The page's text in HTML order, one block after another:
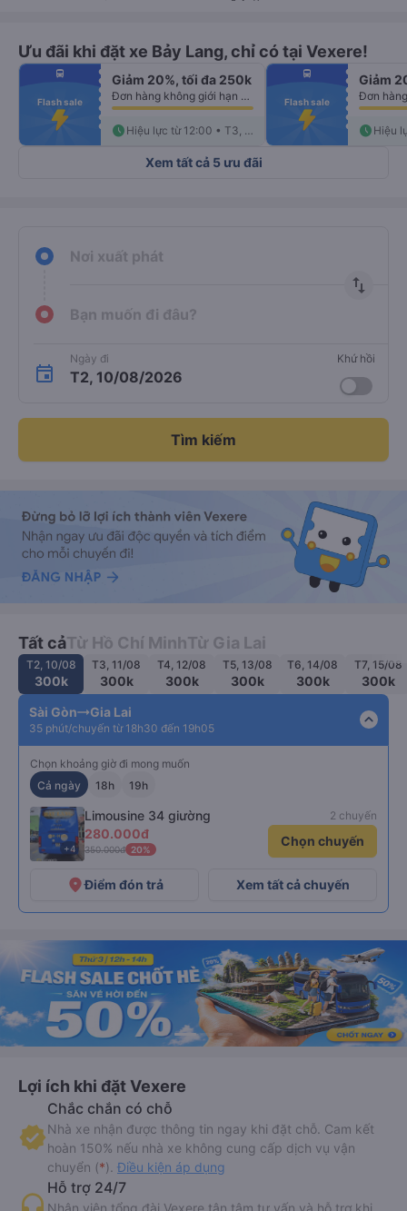
Ưu đãi khi đặt xe Bảy Lang, chỉ có tại Vexere!
fiber_manual_record
fiber_manual_record
fiber_manual_record
fiber_manual_record
fiber_manual_record
fiber_manual_record
fiber_manual_record
directions_bus
Flash sale
Giảm 20%, tối đa 250k
Đơn hàng không giới hạn số lượng vé
schedule Hiệu lực từ 12:00 • T3, 11/08
fiber_manual_record
fiber_manual_record
fiber_manual_record
fiber_manual_record
fiber_manual_record
fiber_manual_record
fiber_manual_record
directions_bus
Flash sale
Giảm
schedule
Xem tất cả 5 ưu đãi
Nơi xuất phát
import_export
Bạn muốn đi đâu?
Ngày đi
T2, 10/08/2026
Khứ hồi
Tìm kiếm
Tất cảTừ Hồ Chí MinhTừ Gia Lai
T2, 10/08
300k
T3, 11/08
300k
T4, 12/08
300k
T5, 13/08
300k
T6, 14/08
300k
T7, 15/08
300k
Sài Gòn
Gia Lai
35 phút/chuyến từ 18h30 đến 19h05 expand_less
Chọn khoảng giờ đi mong muốn
Cả ngày
18h 19h
+4
Limousine 34 giường 2 chuyến
280.000đ
350.000đ 20%
Chọn chuyến
placeĐiểm đón trả Xem tất cả chuyến
Lợi ích khi đặt Vexere
Chắc chắn có chỗ
Nhà xe nhận được thông tin ngay khi đặt chỗ. Cam kết
hoàn 150% nếu nhà xe không cung cấp dịch vụ vận
chuyển (*). Điều kiện áp dụng
Hỗ trợ 24/7